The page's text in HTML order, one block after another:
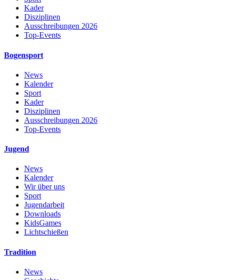
Kader
Disziplinen
Ausschreibungen 2026
Top-Events
Bogensport
News
Kalender
Sport
Kader
Disziplinen
Ausschreibungen 2026
Top-Events
Jugend
News
Kalender
Wir über uns
Sport
Jugendarbeit
Downloads
KidsGames
Lichtschießen
Tradition
News